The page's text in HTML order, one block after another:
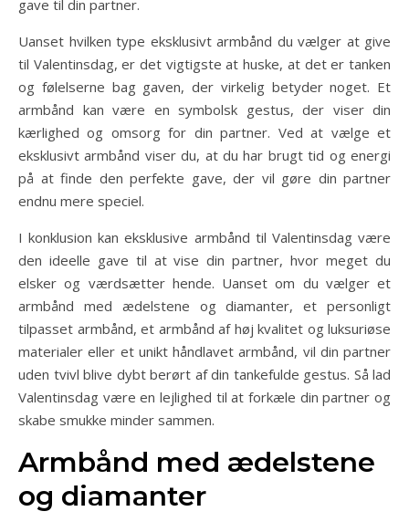
gave til din partner.
Uanset hvilken type eksklusivt armbånd du vælger at give
til Valentinsdag, er det vigtigste at huske, at det er tanken
og følelserne bag gaven, der virkelig betyder noget. Et
armbånd kan være en symbolsk gestus, der viser din
kærlighed og omsorg for din partner. Ved at vælge et
eksklusivt armbånd viser du, at du har brugt tid og energi
på at finde den perfekte gave, der vil gøre din partner
endnu mere speciel.
I konklusion kan eksklusive armbånd til Valentinsdag være
den ideelle gave til at vise din partner, hvor meget du
elsker og værdsætter hende. Uanset om du vælger et
armbånd med ædelstene og diamanter, et personligt
tilpasset armbånd, et armbånd af høj kvalitet og luksuriøse
materialer eller et unikt håndlavet armbånd, vil din partner
uden tvivl blive dybt berørt af din tankefulde gestus. Så lad
Valentinsdag være en lejlighed til at forkæle din partner og
skabe smukke minder sammen.
Armbånd med ædelstene
og diamanter